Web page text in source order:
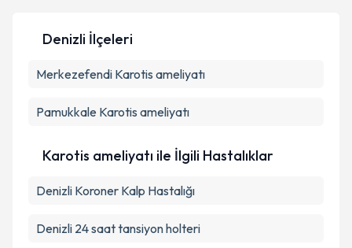
Metni'ni okudum ve kişisel verilerimin belirtilen
Denizli İlçeleri
Merkezefendi Karotis ameliyatı
Pamukkale Karotis ameliyatı
Karotis ameliyatı ile İlgili Hastalıklar
Denizli Koroner Kalp Hastalığı
Denizli 24 saat tansiyon holteri